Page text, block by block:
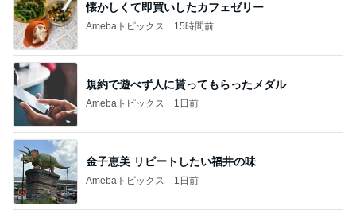
懐かしくて即買いしたカフェゼリー
Amebaトピックス 15時間前
規約で遊べず人に貰ってもらったメダル
Amebaトピックス 1日前
金子恵美 リピートしたい福井の味
Amebaトピックス 1日前